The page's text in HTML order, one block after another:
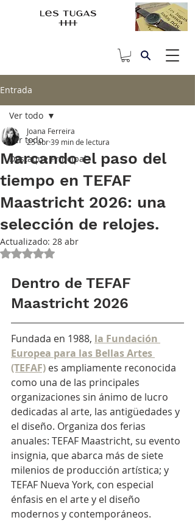
Entrada
Ver todo
Destaque Principal
Ver todo
Marcando el paso del
tiempo en TEFAF
Maastricht 2026: una
selección de relojes.
Joana Ferreira
25 abr39 min de lectura
Actualizado: 28 abr
Obtuvo NaN de 5 estrellas.
Dentro de TEFAF
Maastricht 2026
Fundada en 1988, la Fundación
Europea para las Bellas Artes
(TEFAF) es ampliamente reconocida
como una de las principales
organizaciones sin ánimo de lucro
dedicadas al arte, las antigüedades y
el diseño. Organiza dos ferias
anuales: TEFAF Maastricht, su evento
insignia, que abarca más de siete
milenios de producción artística; y
TEFAF Nueva York, con especial
énfasis en el arte y el diseño
modernos y contemporáneos.